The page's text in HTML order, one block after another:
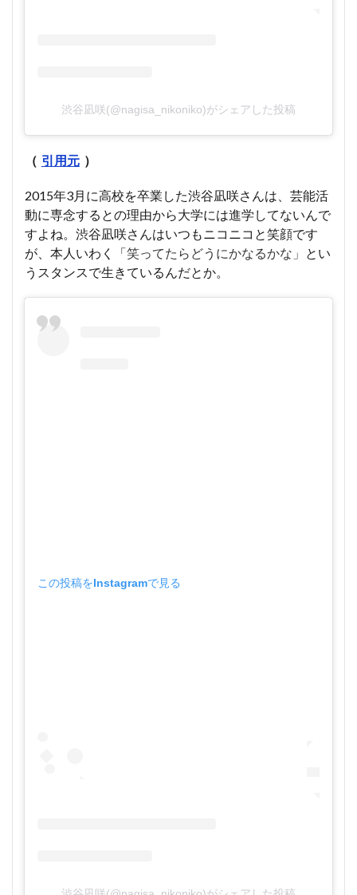
渋谷凪咲(@nagisa_nikoniko)がシェアした投稿
（ 引用元 ）
2015年3月に高校を卒業した渋谷凪咲さんは、芸能活
動に専念するとの理由から大学には進学してないんで
すよね。渋谷凪咲さんはいつもニコニコと笑顔です
が、本人いわく「笑ってたらどうにかなるかな」 とい
うスタンスで生きているんだとか。
この投稿をInstagramで見る